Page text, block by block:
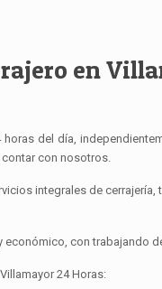
en
del día,
contar con nosotros.
integrales de
con trabajando
24 Horas: